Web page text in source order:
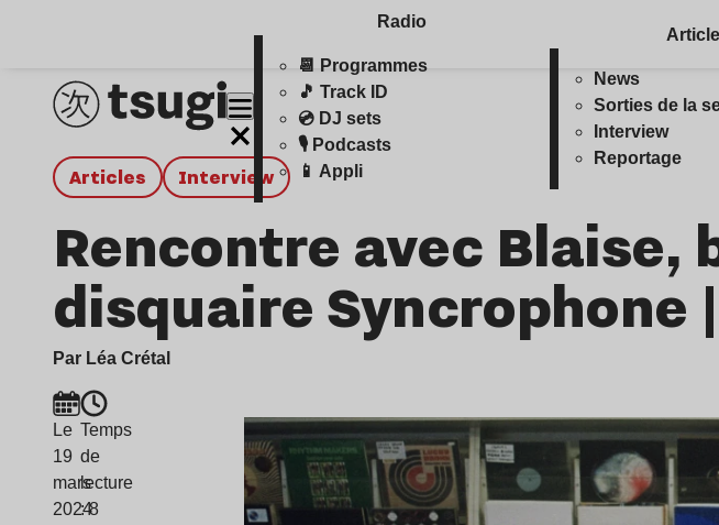
Radio
📆 Programmes
🎵 Track ID
💿 DJ sets
🎙️ Podcasts
📱 Appli
News
Sorties de la
Interview
Reportage
Articles interview
Rencontre avec Blaise,
disquaire Syncrophone
Par Léa Crétal
Le
19
mars
2024
Temps
de
lecture
: 8